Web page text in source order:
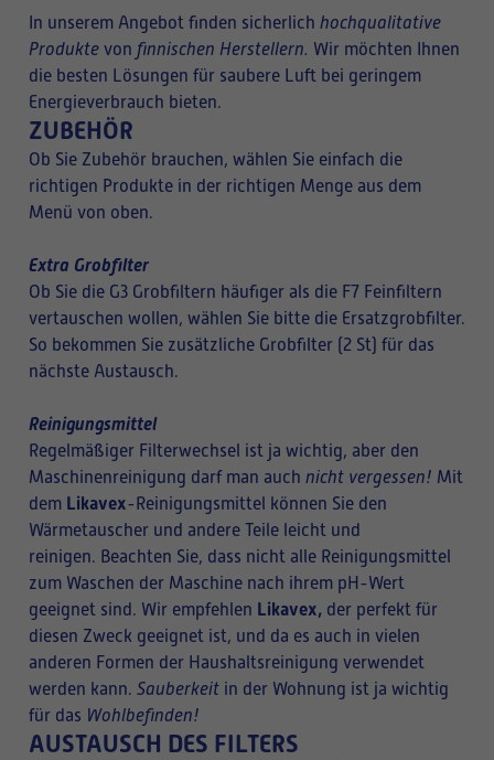
In unserem Angebot finden sicherlich hochqualitative
Produkte von finnischen Herstellern. Wir möchten Ihnen
die besten Lösungen für saubere Luft bei geringem
Energieverbrauch bieten.
ZUBEHÖR
Ob Sie Zubehör brauchen, wählen Sie einfach die
richtigen Produkte in der richtigen Menge aus dem
Menü von oben.
Extra Grobfilter
Ob Sie die G3 Grobfiltern häufiger als die F7 Feinfiltern
vertauschen wollen, wählen Sie bitte die Ersatzgrobfilter.
So bekommen Sie zusätzliche Grobfilter (2 St) für das
nächste Austausch.
Reinigungsmittel
Regelmäßiger Filterwechsel ist ja wichtig, aber den
Maschinenreinigung darf man auch nicht vergessen! Mit
dem Likavex-Reinigungsmittel können Sie den
Wärmetauscher und andere Teile leicht und
reinigen. Beachten Sie, dass nicht alle Reinigungsmittel
zum Waschen der Maschine nach ihrem pH-Wert
geeignet sind. Wir empfehlen Likavex, der perfekt für
diesen Zweck geeignet ist, und da es auch in vielen
anderen Formen der Haushaltsreinigung verwendet
werden kann. Sauberkeit in der Wohnung ist ja wichtig
für das Wohlbefinden!
AUSTAUSCH DES FILTERS